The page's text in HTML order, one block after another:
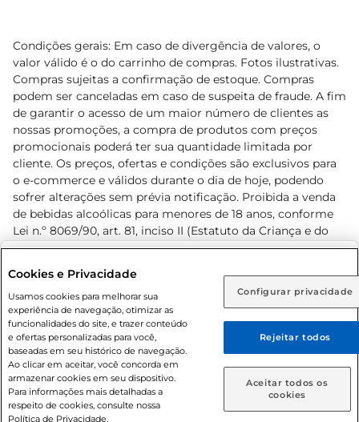
Rio de Janeiro (RJ) Goiás (GO)
Ou
Caso queira comprar online, informe como deseja receber
suas compras:
Entrega em casa Retire em Loja
Condições gerais: Em caso de divergência de valores, o
valor válido é o do carrinho de compras. Fotos ilustrativas.
Compras sujeitas a confirmação de estoque. Compras
podem ser canceladas em caso de suspeita de fraude. A fim
de garantir o acesso de um maior número de clientes as
nossas promoções, a compra de produtos com preços
promocionais poderá ter sua quantidade limitada por
cliente. Os preços, ofertas e condições são exclusivos para
o e-commerce e válidos durante o dia de hoje, podendo
sofrer alterações sem prévia notificação. Proibida a venda
de bebidas alcoólicas para menores de 18 anos, conforme
Lei n.º 8069/90, art. 81, inciso II (Estatuto da Criança e do
Adolescente). Preços e condições exclusivos para o
prévio. O valor mínimo para as compras on-line é de R$
80,00.
© 2026 Copyright. Todos os direitos
reservados Prezunic.
Cookies e Privacidade
Usamos cookies para melhorar sua
experiência de navegação, otimizar as
funcionalidades do site, e trazer conteúdo
e ofertas personalizadas para você,
baseadas em seu histórico de navegação.
Ao clicar em aceitar, você concorda em
armazenar cookies em seu dispositivo.
Para informações mais detalhadas a
respeito de cookies, consulte nossa
Política de Privacidade.
Configurar privacidade
Rejeitar todos
Aceitar todos os
cookies